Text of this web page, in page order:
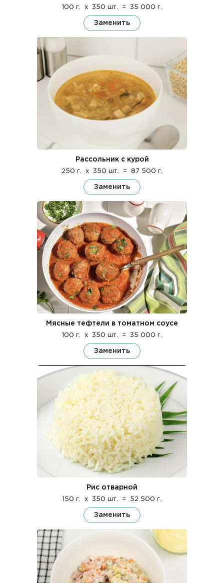
100 г. x 350 шт. = 35 000 г.
Заменить
Рассольник с курой
250 г. x 350 шт. = 87 500 г.
Заменить
Мясные тефтели в томатном соусе
100 г. x 350 шт. = 35 000 г.
Заменить
Рис отварной
150 г. x 350 шт. = 52 500 г.
Заменить